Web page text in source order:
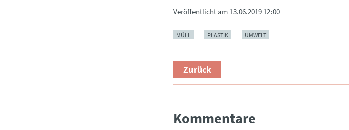
Veröffentlicht am 13.06.2019 12:00
MÜLL PLASTIK UMWELT
Zurück
Kommentare